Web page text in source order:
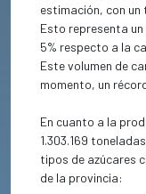
estimación, con
Esto representa un
5% respecto a la
Este volumen de
momento, un
En cuanto a la
1.303.169
tipos de azúcares
de la provincia: